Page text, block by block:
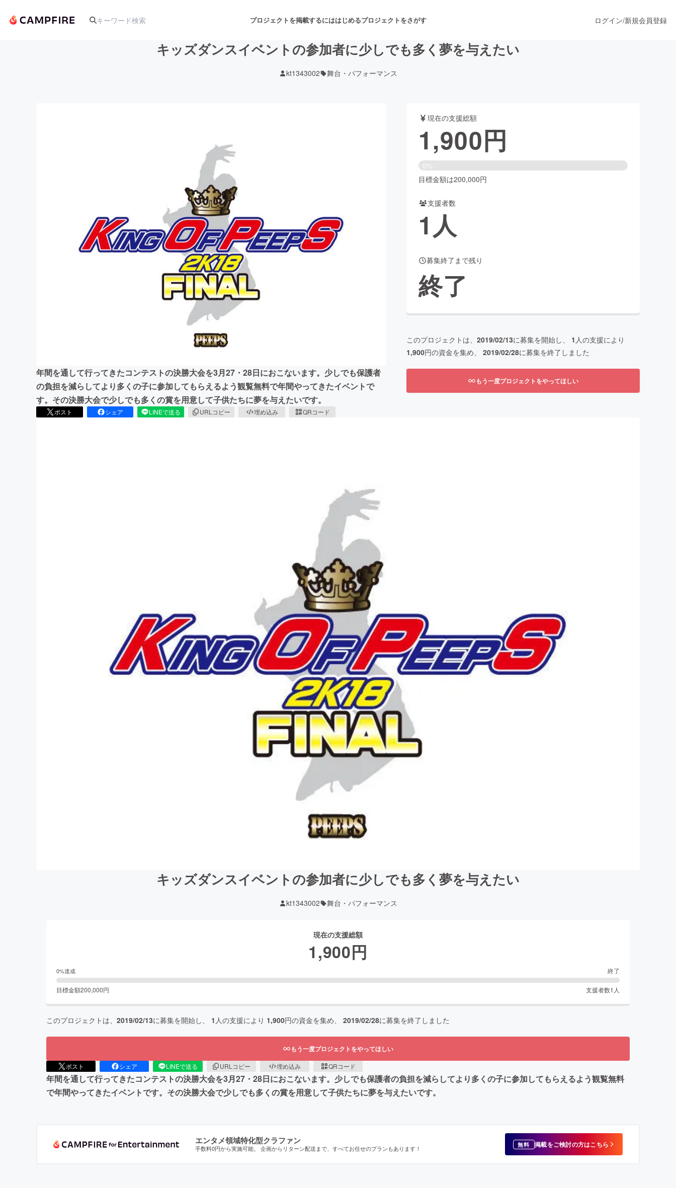
プロジェクトを掲載するにははじめるプロジェクトをさがす
舞台・パフォーマンス
ゲーム・サービス開発
書籍・雑誌出版
ビューティー・ヘルスケア
まちづくり・地域活性化
ログイン/新規会員登録
キッズダンスイベントの参加者に少しでも多く夢を与えたい
kt1343002 舞台・パフォーマンス
年間を通して行ってきたコンテストの決勝大会を3月27・28日におこないます。少しでも保護者
の負担を減らしてより多くの子に参加してもらえるよう観覧無料で年間やってきたイベントで
す。その決勝大会で少しでも多くの賞を用意して子供たちに夢を与えたいです。
ポスト シェア LINEで送る URLコピー 埋め込み QRコード
現在の支援総額
1,900円
0%
目標金額は200,000円
支援者数
1人
募集終了まで残り
終了
このプロジェクトは、 2019/02/13に募集を開始し、 1 人の支援により
1,900円の資金を集め、 2019/02/28に募集を終了しました
もう一度プロジェクトをやってほしい
キッズダンスイベントの参加者に少しでも多く夢を与えたい
kt1343002 舞台・パフォーマンス
現在の支援総額
1,900円
0%達成 終了
目標金額200,000円 支援者数1 人
このプロジェクトは、 2019/02/13に募集を開始し、 1 人の支援により 1,900円の資金を集め、 2019/02/28に募集を終了しました
もう一度プロジェクトをやってほしい
ポスト シェア LINEで送る URLコピー 埋め込み QRコード
年間を通して行ってきたコンテストの決勝大会を3月27・28日におこないます。少しでも保護者の負担を減らしてより多くの子に参加してもらえるよう観覧無料
で年間やってきたイベントです。その決勝大会で少しでも多くの賞を用意して子供たちに夢を与えたいです。
エンタメ領域特化型クラファン
手数料0円から実施可能。 企画からリターン配送まで、すべてお任せのプランもあります！ 無料 掲載をご検討の方はこちら